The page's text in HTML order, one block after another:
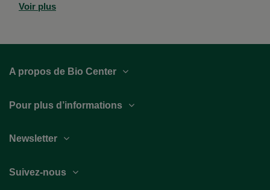
Voir plus
A propos de Bio Center
Pour plus d’informations
Suivez-nous
Newsletter